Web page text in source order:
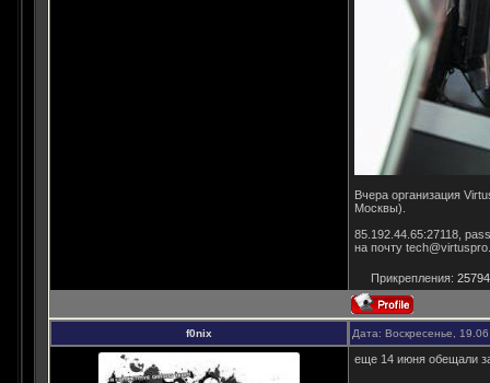
Вчера организация
Москвы).
85.192.44.65:27118,
на почту
Прикрепления:
f0nix Дата: Воскресенье,
еще 14 июня обещали